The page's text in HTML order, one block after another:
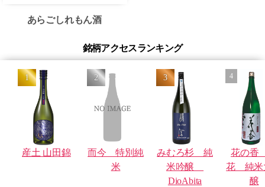
あらごしれもん酒
銘柄アクセスランキング
産土 山田錦
而今 特別純
米
みむろ杉 純
米吟醸
DioAbita
花の
花 純米
醸